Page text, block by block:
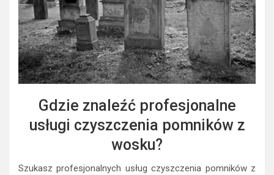
Gdzie znaleźć profesjonalne
usługi czyszczenia pomników z
wosku?
Szukasz profesjonalnych usług czyszczenia pomników z